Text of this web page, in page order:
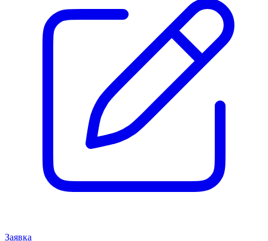
Заявка